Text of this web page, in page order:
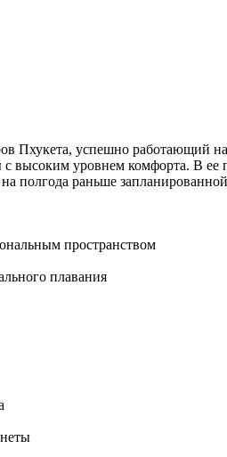
Пхукета, успешно работающий
уровнем комфорта. В ее
полгода раньше
пространством
плавания